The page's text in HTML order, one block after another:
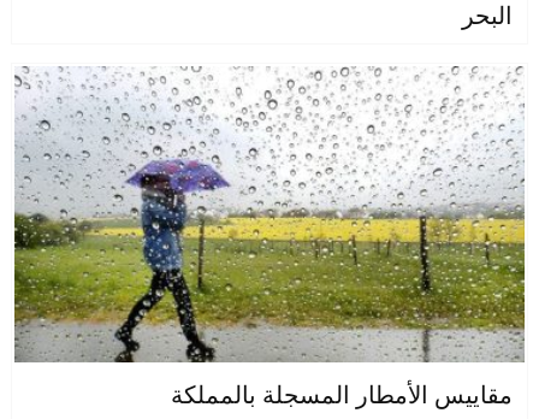
البحر
جهات
مقاييس الأمطار المسجلة بالمملكة